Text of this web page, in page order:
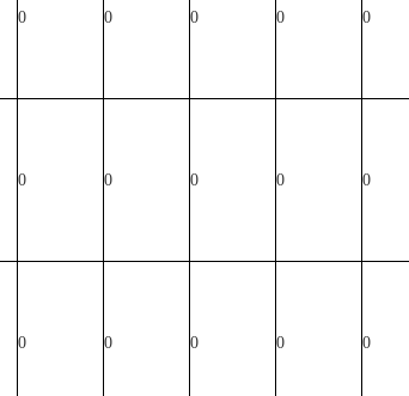
0 0 0 0 0
0 0 0 0 0
0 0 0 0 0